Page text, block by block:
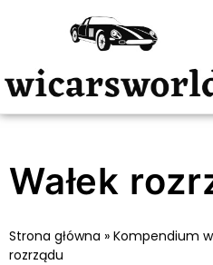
Wałek
Strona główna » Kompendium
rozrządu